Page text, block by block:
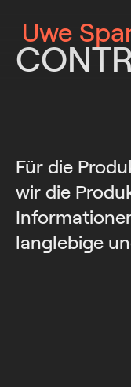
Uwe
Für die
wir die
langlebige